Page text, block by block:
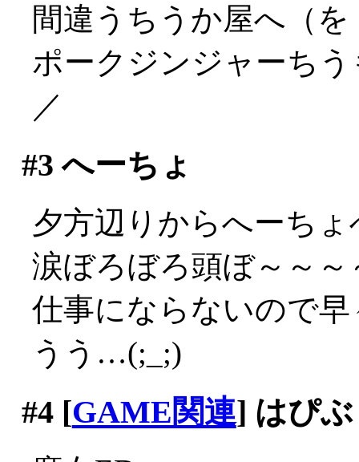
間違うちうか屋へ（を
ポークジンジャーち
／
#3 へーちょ
夕方辺りからへーち
涙ぼろぼろ頭ぼ～～～
仕事にならないので
うう…(;_;)
#4[GAME関連] はぴ